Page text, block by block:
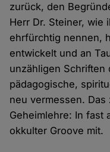
zurück, den
Herr Dr. Steiner, wie
ehrfürchtig nennen,
entwickelt und an
unzähligen Schriften
pädagogische,
neu vermessen.
Geheimlehre: In fast
okkulter Groove mit.